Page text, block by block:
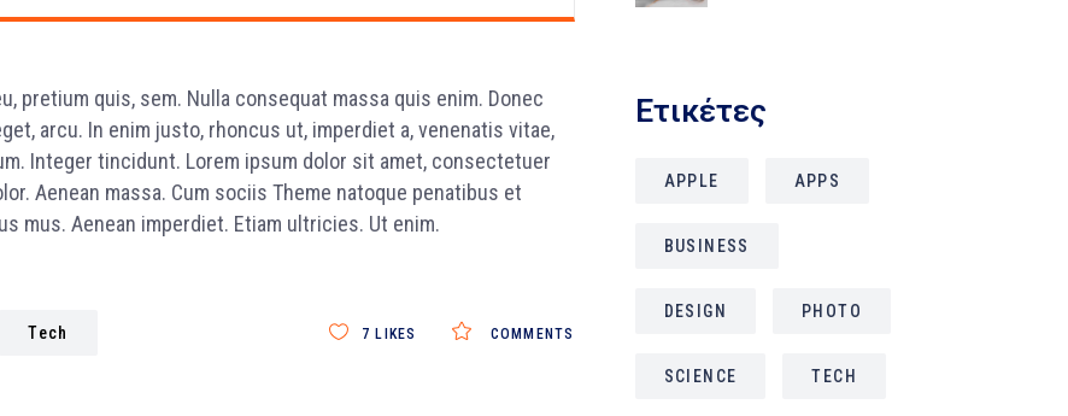
pretium quis, sem. Nulla consequat massa quis enim. Donec
arcu. In enim justo, rhoncus ut, imperdiet a, venenatis vitae,
Integer tincidunt. Lorem ipsum dolor sit amet, consectetuer
Aenean massa. Cum sociis Theme natoque penatibus et
mus. Aenean imperdiet. Etiam ultricies. Ut enim.
Tech COMMENTS
7 LIKES
Ετικέτες
APPLE APPS
BUSINESS
DESIGN PHOTO
SCIENCE TECH